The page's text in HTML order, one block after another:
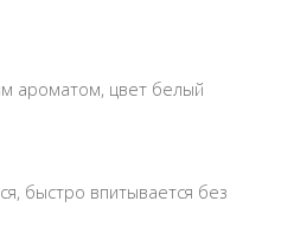
ароматом, цвет белый
быстро впитывается без